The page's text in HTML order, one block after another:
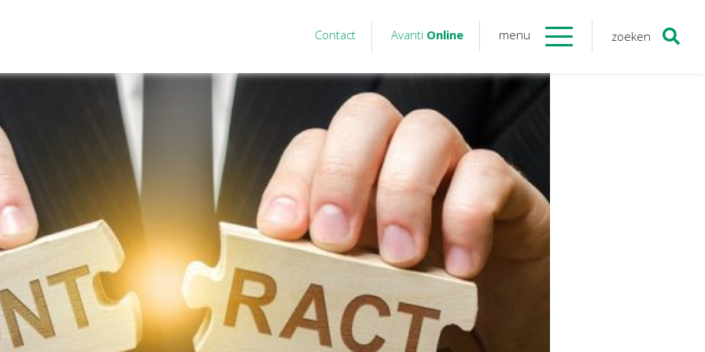
Contact Avanti Online menu zoeken
personeel
advies
Purmerend
&informatie
Nieuwsbrief
Nieuwsoverzicht
Handige links
Downloads
Contact
Avanti
Twinfield – Boekhouden
BaseCone – Facturen
Visionplanner – Rapportage
Klantenportaal – Online dossiers
Online Salaris – Salarissen
Nextens-Accorderen aangiften